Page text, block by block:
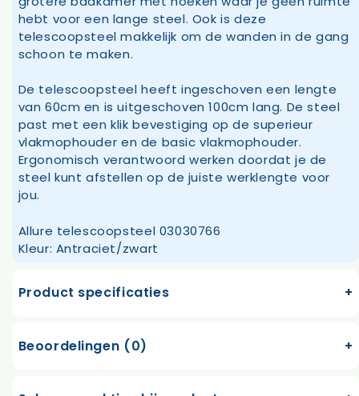
hebt voor een lange steel. Ook is deze
telescoopsteel makkelijk om de wanden in de gang
schoon te maken.
De telescoopsteel heeft ingeschoven een lengte
van 60cm en is uitgeschoven 100cm lang. De steel
past met een klik bevestiging op de superieur
vlakmophouder en de basic vlakmophouder.
Ergonomisch verantwoord werken doordat je de
steel kunt afstellen op de juiste werklengte voor
jou.
Allure telescoopsteel 03030766
Kleur: Antraciet/zwart
Product specificaties
Beoordelingen (0)